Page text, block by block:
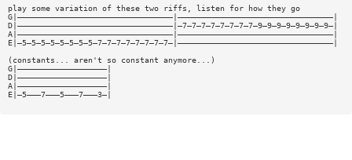
play some variation of these two riffs, listen for how they go
G|—————————————————————————————————|—————————————————————————————————|
D|—————————————————————————————————|—7—7—7—7—7—7—7—7—9—9—9—9—9—9—9—9—|
A|—————————————————————————————————|—————————————————————————————————|
E|—5—5—5—5—5—5—5—5—7—7—7—7—7—7—7—7—|—————————————————————————————————|
(constants... aren't so constant anymore...)
G|———————————————————|
D|———————————————————|
A|———————————————————|
E|—5———7———5———7———3—|